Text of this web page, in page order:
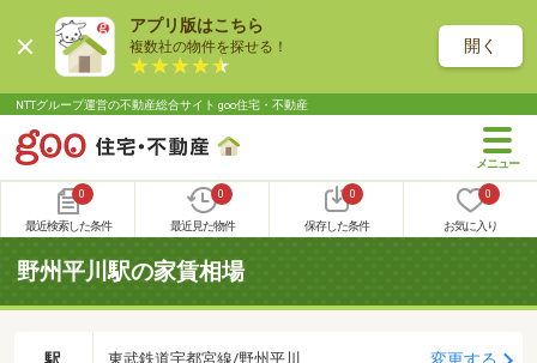
アプリ版はこちら
複数社の物件を探せる！ 開く
NTTグループ運営の不動産総合サイト goo住宅・不動産
0
最近検索した条件
0
最近見た物件
0
保存した条件
0
お気に入り
野州平川駅の家賃相場
東武鉄道宇都宮線/野州平川